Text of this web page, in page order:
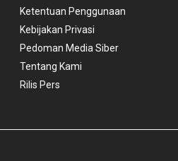
Ketentuan Penggunaan
Kebijakan Privasi
Pedoman Media Siber
Tentang Kami
Rilis Pers